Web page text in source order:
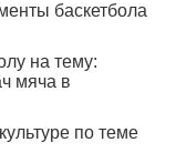
баскетбола
на тему:
мяча в
по теме